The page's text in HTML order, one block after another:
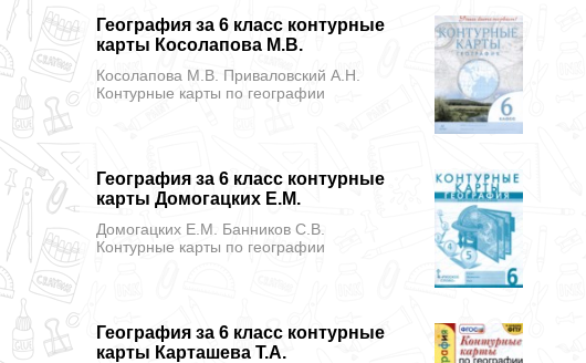
География за 6 класс контурные
карты Косолапова М.В.
Косолапова М.В. Приваловский А.Н.
Контурные карты по географии
География за 6 класс контурные
карты Домогацких Е.М.
Домогацких Е.М. Банников С.В.
Контурные карты по географии
География за 6 класс контурные
карты Карташева Т.А.